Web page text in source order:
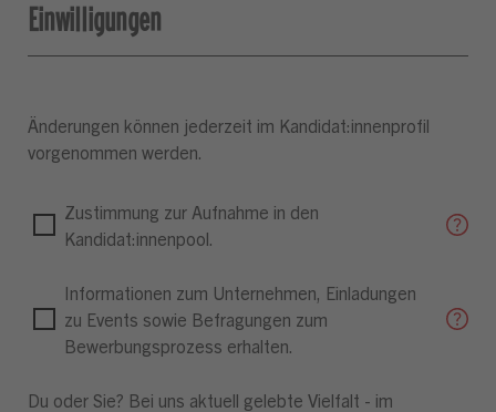
Einwilligungen
Änderungen können jederzeit im Kandidat:innenprofil
vorgenommen werden.
Zustimmung zur Aufnahme in den
Kandidat:innenpool.
Informationen zum Unternehmen, Einladungen
zu Events sowie Befragungen zum
Bewerbungsprozess erhalten.
Du oder Sie? Bei uns aktuell gelebte Vielfalt - im